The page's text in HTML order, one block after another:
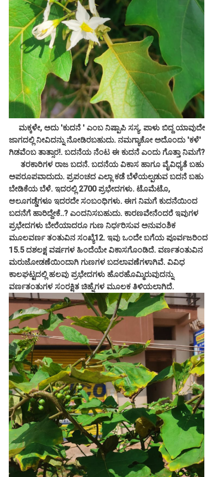
ಮಕ್ಕಳೇ, ಅದು 'ಕುದನೆ ' ಎಂಬ ನಿಷ್ಪಾಪಿ ಸಸ್ಯ. ಪಾಳು ಬಿದ್ದ ಯಾವುದೇ
ಜಾಗದಲ್ಲಿ ನೀವಿದನ್ನು ನೋಡಿರಬಹುದು. ನಮಗ್ಯಾಕೋ ಅದೊಂದು 'ಕಳೆ'
ಗಿಡವೆಂಬ ತಾತ್ಸಾರ!. ಬದನೆಯ ನೆಂಟ ಈ ಕುದನೆ ಎಂದು ಗೊತ್ತಾ ನಿಮಗೆ?
ತರಕಾರಿಗಳ ರಾಜ ಬದನೆ. ಬದನೆಯ ವಿಕಾಸ ಹಾಗೂ ವೈವಿಧ್ಯತೆ ಬಹು
ಅಪರೂಪವಾದುದು. ಪ್ರಪಂಚದ ಎಲ್ಲಾ ಕಡೆ ಬೆಳೆಯಲ್ಪಡುವ ಬದನೆ ಬಹು
ಬೇಡಿಕೆಯ ಬೆಳೆ. ಇದರಲ್ಲಿ 2700 ಪ್ರಭೇದಗಳು. ಟೊಮೆಟೊ,
ಆಲೂಗಡ್ಡೆಗಳೂ ಇದರದೇ ಸಂಬಂಧಿಗಳು. ಈಗ ನಿಮಗೆ ಕುದನೆಯಿಂದ
ಬದನೆಗೆ ಹಾರಿದ್ದೇಕೆ..? ಎಂದನಿಸಬಹುದು. ಕಾರಣವೇನೆಂದರೆ ಇವುಗಳ
ಪ್ರಭೇದಗಳು ಬೇರೆಯಾದರೂ ಗುಣ ನಿರ್ಧರಿಸುವ ಅನುವಂಶಿಕ
ಮೂಲವರ್ಣ ತಂತುವಿನ ಸಂಖ್ಯೆ12. ಇವು ಒಂದೇ ಬಗೆಯ ಪೂರ್ವಜರಿಂದ
15.5 ದಶಲಕ್ಷ ವರ್ಷಗಳ ಹಿಂದೆಯೇ ವಿಕಾಸಗೊಂಡಿದೆ. ವರ್ಣತಂತುವಿನ
ಮರುಜೋಡಣೆಯಿಂದಾಗಿ ಗುಣಗಳ ಬದಲಾವಣೆಗಳಾಗಿವೆ. ವಿವಿಧ
ಕಾಲಘಟ್ಟದಲ್ಲಿ ಹಲವು ಪ್ರಭೇದಗಳು ಹೊರಹೊಮ್ಮಿರುವುದನ್ನು
ವರ್ಣತಂತುಗಳ ಸಂರಕ್ಷಿತ ಚಿಹ್ನೆಗಳ ಮೂಲಕ ತಿಳಿಯಲಾಗಿದೆ.